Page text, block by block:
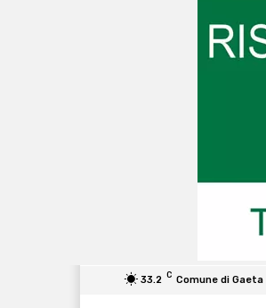
33.2 C Comune di Gaeta